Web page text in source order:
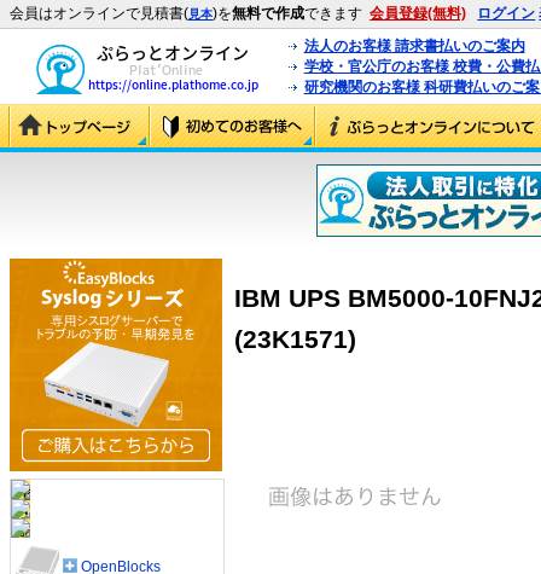
会員はオンラインで見積書(見本)を無料で作成できます 会員登録(無料) ログイン
法人のお客様 請求書払いのご案内
学校・官公庁のお客様 校費・公費
研究機関のお客様 科研費払いのご
IBM UPS BM5000-
(23K1571)
OpenBlocks